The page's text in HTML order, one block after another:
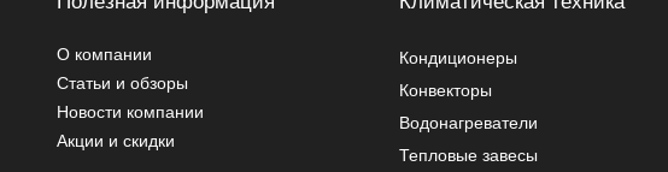
О компании
Статьи и обзоры
Новости компании
Акции и скидки
Кондиционеры
Конвекторы
Водонагреватели
Тепловые завесы